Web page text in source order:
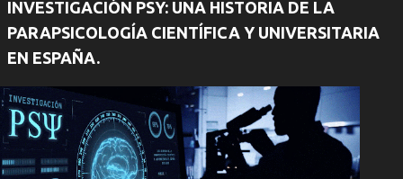
INVESTIGACIÓN PSY: UNA HISTORIA DE LA
PARAPSICOLOGÍA CIENTÍFICA Y UNIVERSITARIA
EN ESPAÑA.